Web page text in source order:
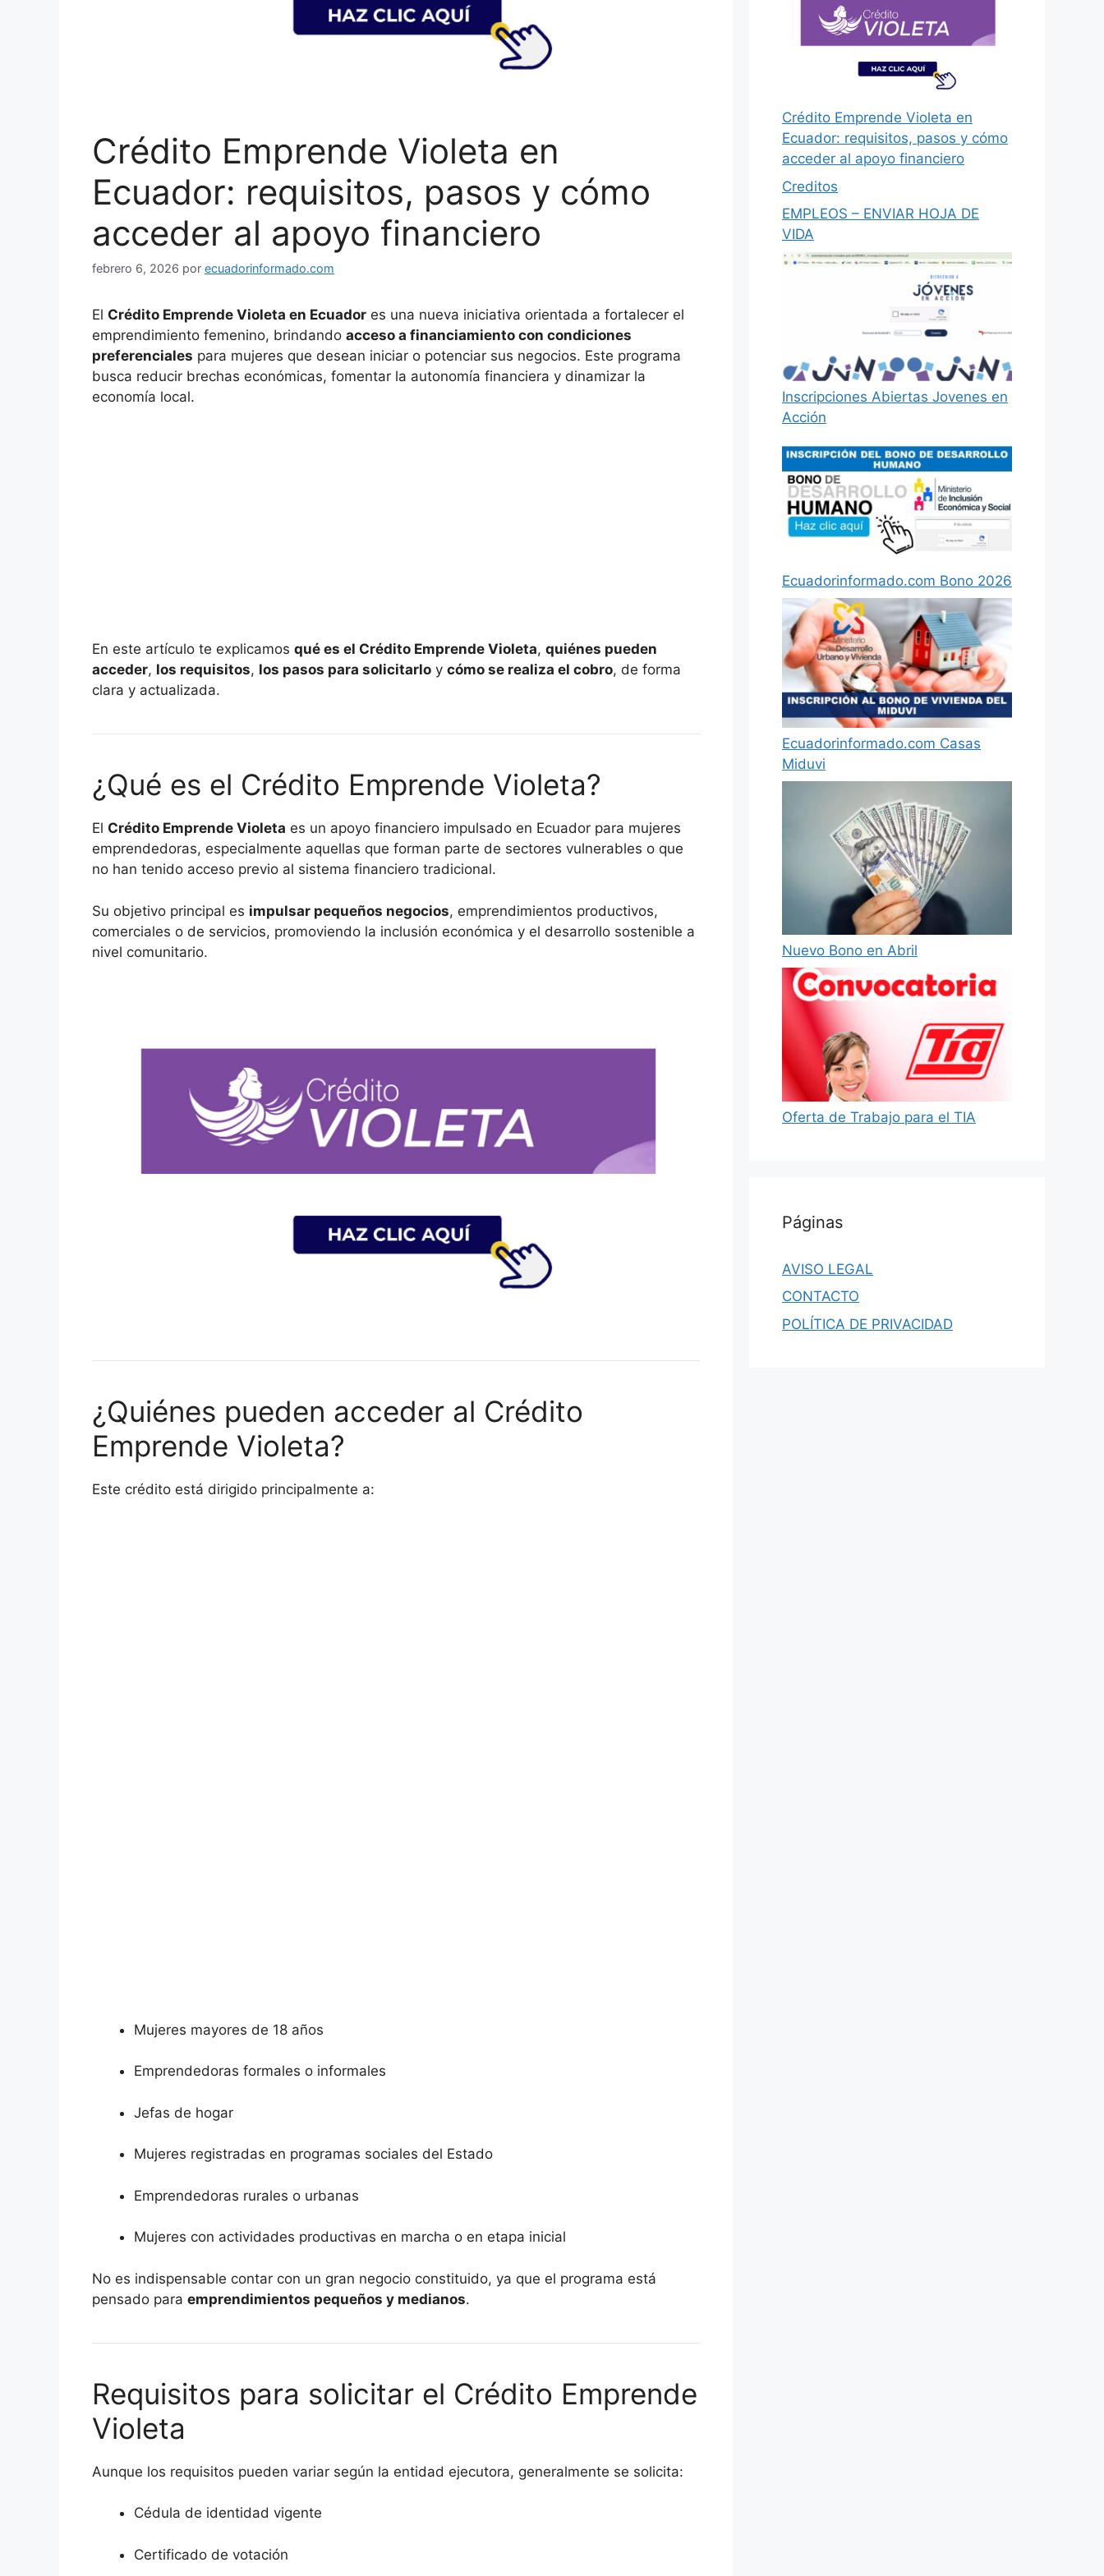
Crédito Emprende Violeta en
Ecuador: requisitos, pasos y cómo
acceder al apoyo financiero
febrero 6, 2026 por ecuadorinformado.com
El Crédito Emprende Violeta en Ecuador es una nueva iniciativa orientada a fortalecer el
emprendimiento femenino, brindando acceso a financiamiento con condiciones
preferenciales para mujeres que desean iniciar o potenciar sus negocios. Este programa
busca reducir brechas económicas, fomentar la autonomía financiera y dinamizar la
economía local.
En este artículo te explicamos qué es el Crédito Emprende Violeta, quiénes pueden
acceder, los requisitos, los pasos para solicitarlo y cómo se realiza el cobro, de forma
clara y actualizada.
¿Qué es el Crédito Emprende Violeta?
El Crédito Emprende Violeta es un apoyo financiero impulsado en Ecuador para mujeres
emprendedoras, especialmente aquellas que forman parte de sectores vulnerables o que
no han tenido acceso previo al sistema financiero tradicional.
Su objetivo principal es impulsar pequeños negocios, emprendimientos productivos,
comerciales o de servicios, promoviendo la inclusión económica y el desarrollo sostenible a
nivel comunitario.
¿Quiénes pueden acceder al Crédito
Emprende Violeta?
Este crédito está dirigido principalmente a:
Mujeres mayores de 18 años
Emprendedoras formales o informales
Jefas de hogar
Mujeres registradas en programas sociales del Estado
Emprendedoras rurales o urbanas
Mujeres con actividades productivas en marcha o en etapa inicial
No es indispensable contar con un gran negocio constituido, ya que el programa está
pensado para emprendimientos pequeños y medianos.
Requisitos para solicitar el Crédito Emprende
Violeta
Aunque los requisitos pueden variar según la entidad ejecutora, generalmente se solicita:
Cédula de identidad vigente
Certificado de votación
Crédito Emprende Violeta en
Ecuador: requisitos, pasos y cómo
acceder al apoyo financiero
Creditos
EMPLEOS – ENVIAR HOJA DE
VIDA
Inscripciones Abiertas Jovenes en
Acción
Ecuadorinformado.com Bono 2026
Ecuadorinformado.com Casas
Miduvi
Nuevo Bono en Abril
Oferta de Trabajo para el TIA
Páginas
AVISO LEGAL
CONTACTO
POLÍTICA DE PRIVACIDAD